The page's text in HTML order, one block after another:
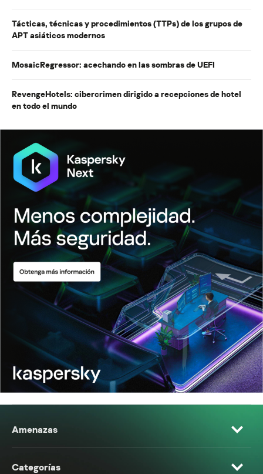
Tácticas, técnicas y procedimientos (TTPs) de los grupos de
APT asiáticos modernos
MosaicRegressor: acechando en las sombras de UEFI
RevengeHotels: cibercrimen dirigido a recepciones de hotel
en todo el mundo
Amenazas
Categorías